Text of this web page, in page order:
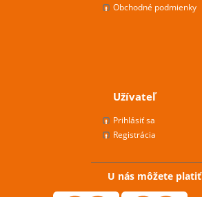
Obchodné podmienky
Užívateľ
Prihlásiť sa
Registrácia
U nás môžete platiť